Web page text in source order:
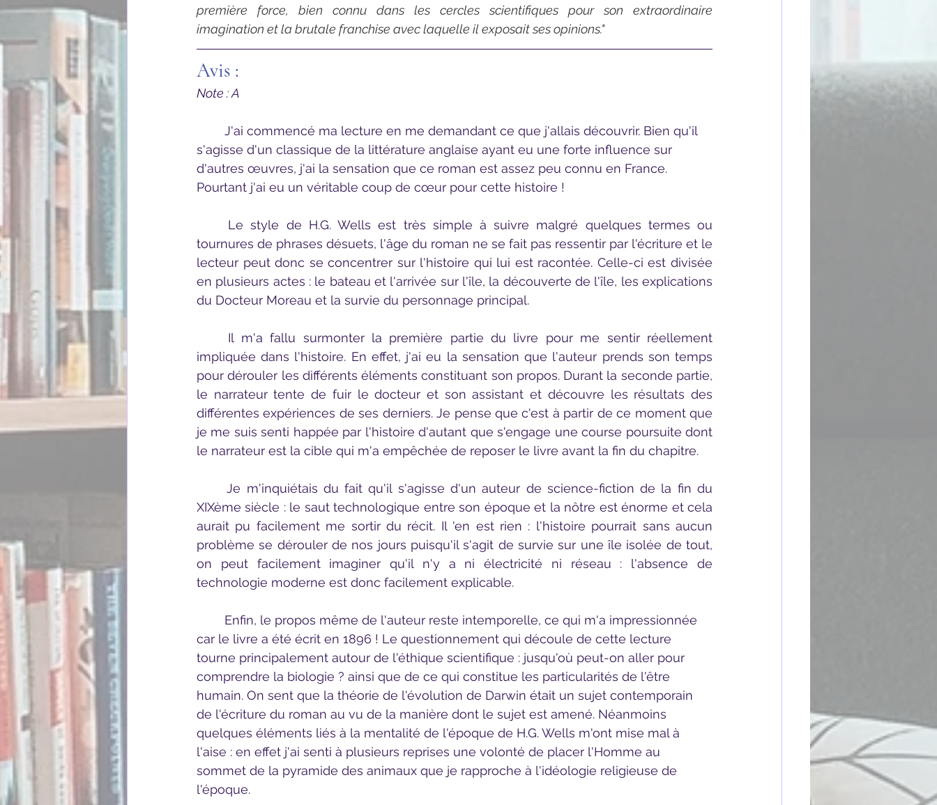
première force, bien connu dans les cercles scientifiques pour son extraordinaire
imagination et la brutale franchise avec laquelle il exposait ses opinions."
Avis :
Note : A
s'agisse d'un classique de la littérature anglaise ayant eu une forte influence sur
d'autres œuvres, j'ai la sensation que ce roman est assez peu connu en France.
Pourtant j'ai eu un véritable coup de cœur pour cette histoire !
tournures de phrases désuets, l'âge du roman ne se fait pas ressentir par l'écriture et le
lecteur peut donc se concentrer sur l'histoire qui lui est racontée. Celle-ci est divisée
en plusieurs actes : le bateau et l'arrivée sur l'île, la découverte de l'île, les explications
du Docteur Moreau et la survie du personnage principal.
impliquée dans l'histoire. En effet, j'ai eu la sensation que l'auteur prends son temps
pour dérouler les différents éléments constituant son propos. Durant la seconde partie,
le narrateur tente de fuir le docteur et son assistant et découvre les résultats des
différentes expériences de ses derniers. Je pense que c'est à partir de ce moment que
je me suis senti happée par l'histoire d'autant que s'engage une course poursuite dont
le narrateur est la cible qui m'a empêchée de reposer le livre avant la fin du chapitre.
	Je m'inquiétais du fait qu'il s'agisse d'un auteur de science-fiction de la fin du
XIXème siècle : le saut technologique entre son époque et la nôtre est énorme et cela
aurait pu facilement me sortir du récit. Il 'en est rien : l'histoire pourrait sans aucun
problème se dérouler de nos jours puisqu'il s'agit de survie sur une île isolée de tout,
on peut facilement imaginer qu'il n'y a ni électricité ni réseau : l'absence de
technologie moderne est donc facilement explicable.
car le livre a été écrit en 1896 ! Le questionnement qui découle de cette lecture
tourne principalement autour de l'éthique scientifique : jusqu'où peut-on aller pour
comprendre la biologie ? ainsi que de ce qui constitue les particularités de l'être
humain. On sent que la théorie de l'évolution de Darwin était un sujet contemporain
de l'écriture du roman au vu de la manière dont le sujet est amené. Néanmoins
quelques éléments liés à la mentalité de l'époque de H.G. Wells m'ont mise mal à
l'aise : en effet j'ai senti à plusieurs reprises une volonté de placer l'Homme au
sommet de la pyramide des animaux que je rapproche à l'idéologie religieuse de
l'époque.